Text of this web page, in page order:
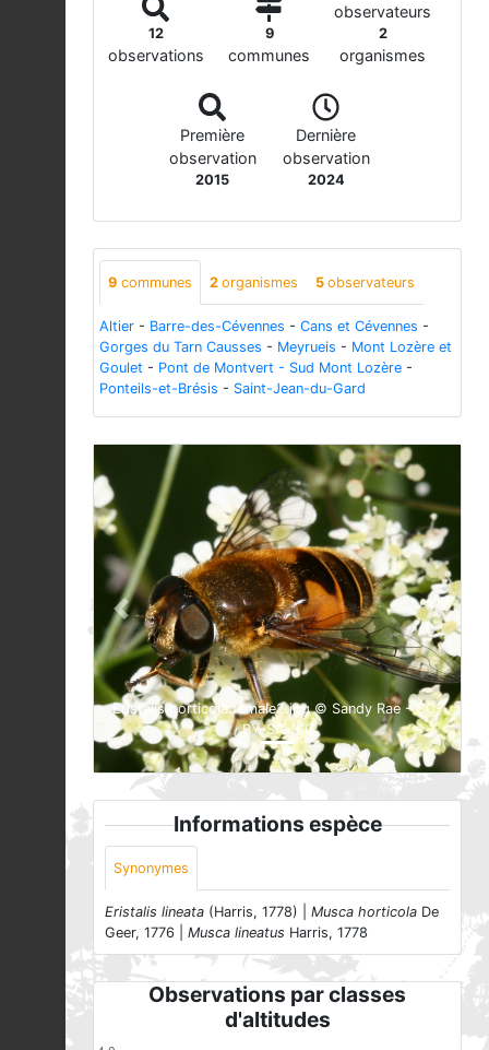
12
observations
9
communes
observateurs
2
organismes
Première
observation
2015
Dernière
observation
2024
9 communes 2 organismes 5 observateurs
Altier - Barre-des-Cévennes - Cans et Cévennes -
Gorges du Tarn Causses - Meyrueis - Mont Lozère et
Goulet - Pont de Montvert - Sud Mont Lozère -
Ponteils-et-Brésis - Saint-Jean-du-Gard
Eristalis.horticola female2.jpg © Sandy Rae - CC-
BY-SA-3.0
Previous Next
Informations espèce
Synonymes
Eristalis lineata (Harris, 1778) | Musca horticola De
Geer, 1776 | Musca lineatus Harris, 1778
Observations par classes
d'altitudes